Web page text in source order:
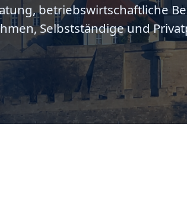
betriebswirtschaftliche
Selbstständige und